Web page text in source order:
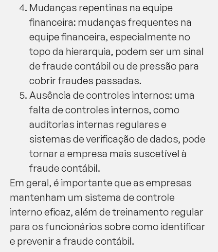
Mudanças repentinas na equipe
financeira: mudanças frequentes na
equipe financeira, especialmente no
topo da hierarquia, podem ser um sinal
de fraude contábil ou de pressão para
cobrir fraudes passadas.
Ausência de controles internos: uma
falta de controles internos, como
auditorias internas regulares e
sistemas de verificação de dados, pode
tornar a empresa mais suscetível à
fraude contábil.
Em geral, é importante que as empresas
mantenham um sistema de controle
interno eficaz, além de treinamento regular
para os funcionários sobre como identificar
e prevenir a fraude contábil.